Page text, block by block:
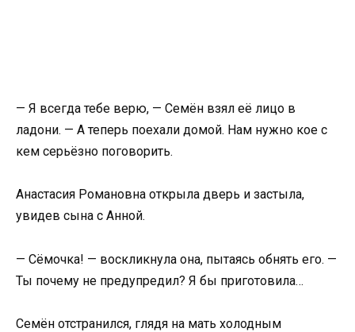
— Я всегда тебе верю, — Семён взял её лицо в
ладони. — А теперь поехали домой. Нам нужно кое с
кем серьёзно поговорить.
Анастасия Романовна открыла дверь и застыла,
увидев сына с Анной.
— Сёмочка! — воскликнула она, пытаясь обнять его. —
Ты почему не предупредил? Я бы приготовила…
Семён отстранился, глядя на мать холодным